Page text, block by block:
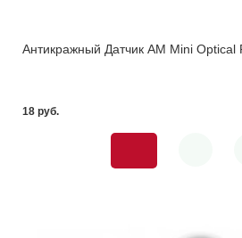
Антикражный Датчик AM Mini Optical
18 pуб.